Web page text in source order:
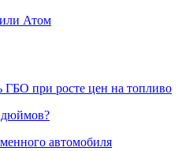
Атом
ГБО при росте цен на топливо
дюймов?
автомобиля